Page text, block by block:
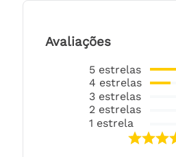
Avaliações
5 estrelas
4 estrelas
3 estrelas
2 estrelas
1 estrela